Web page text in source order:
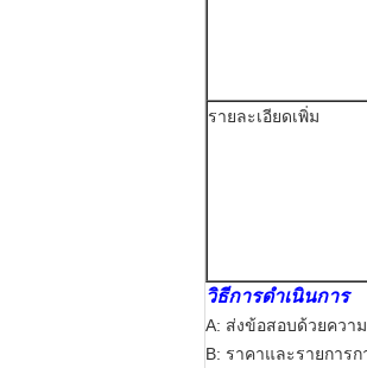
รายละเอียดเพิ่ม
วิธีการดําเนินการ
A: ส่งข้อสอบด้วยควา
B: ราคาและรายการ